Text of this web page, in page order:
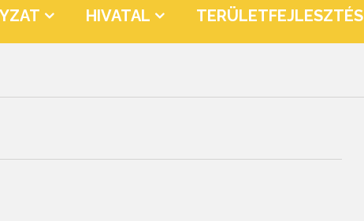
HIVATAL TERÜLETFEJLESZTÉS